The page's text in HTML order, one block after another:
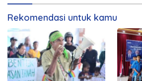
Rekomendasi untuk kamu